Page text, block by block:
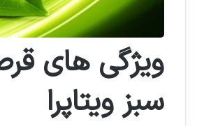
ویژگی های
سبز ویتاپرا